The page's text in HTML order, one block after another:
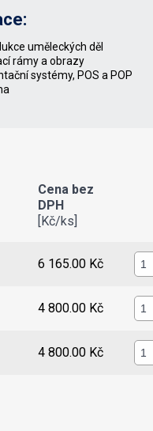
uměleckých děl
rámy a obrazy
systémy, POS a POP
Cena bez
DPH
[Kč/ks]
6 165.00 Kč
4 800.00 Kč
4 800.00 Kč